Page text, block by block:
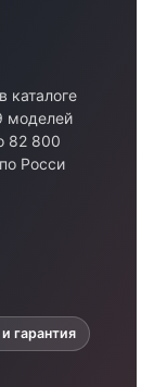
каталоге
моделей
82 800
Росси
гарантия